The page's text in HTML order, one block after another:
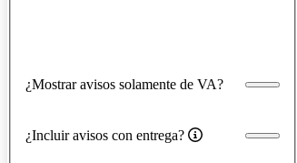
¿Mostrar avisos solamente de VA?
¿Incluir avisos con entrega?